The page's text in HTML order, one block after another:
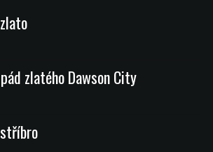
zlatého Dawson City